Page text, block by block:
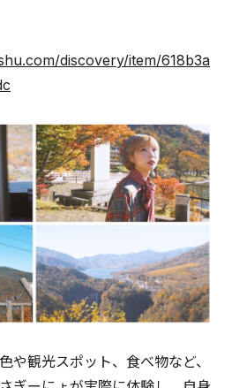
discovery/item/618b3a
観光スポット、食べ物など、